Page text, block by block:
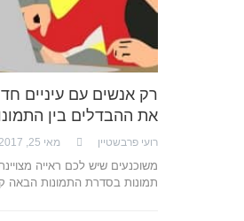
רק אנשים עם עיניים
את ההבדלים בין
רועי פרבשטיין מאי 25, 2017
משוכנעים שיש לכם ראייה
תמונות בסדרת התמונות הבאה